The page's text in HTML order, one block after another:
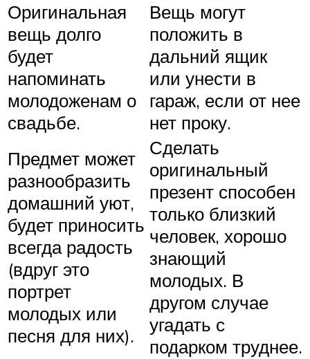
Оригинальная
вещь долго
будет
напоминать
молодоженам о
свадьбе.
Вещь могут
положить в
дальний ящик
или унести в
гараж, если от нее
нет проку.
Предмет может
разнообразить
домашний уют,
будет приносить
всегда радость
(вдруг это
портрет
молодых или
песня для них).
Сделать
оригинальный
презент способен
только близкий
человек, хорошо
знающий
молодых. В
другом случае
угадать с
подарком труднее.